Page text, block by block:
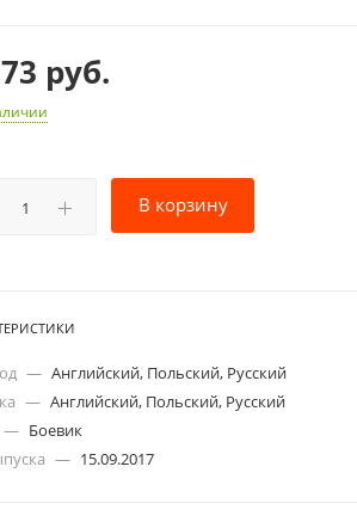
руб.
В корзину
— Английский, Польский, Русский
— Английский, Польский, Русский
— Боевик
— 15.09.2017